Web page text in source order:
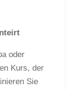
oder
Kurs, der
Sie